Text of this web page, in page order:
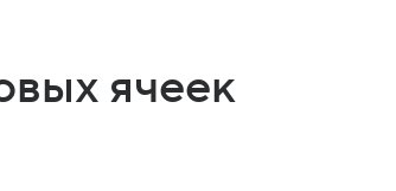
ячеек